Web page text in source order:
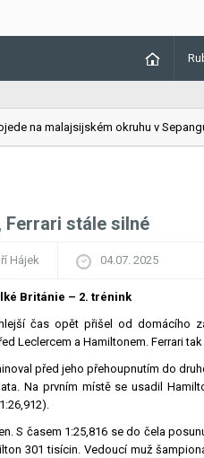
na malajsijském okruhu v Sepangu
Ferrari stále silné
Hájek 04.07. 2025
Británie – 2. trénink
čas opět přišel od domácího
Leclercem a Hamiltonem. Ferrari
před jeho přehoupnutím do
Na prvním místě se usadil
S časem 1:25,816 se do čela
301 tisícin. Vedoucí muž